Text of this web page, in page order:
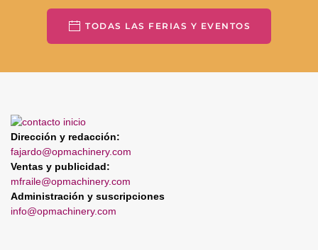
TODAS LAS FERIAS Y EVENTOS
Dirección y redacción:
fajardo@opmachinery.com
Ventas y publicidad:
mfraile@opmachinery.com
Administración y suscripciones
info@opmachinery.com